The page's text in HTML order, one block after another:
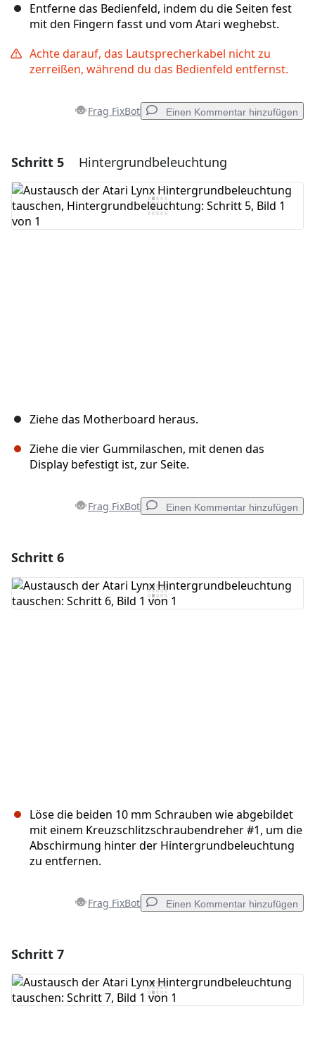
Entferne das Bedienfeld, indem du die Seiten fest
mit den Fingern fasst und vom Atari weghebst.
Achte darauf, das Lautsprecherkabel nicht zu
zerreißen, während du das Bedienfeld entfernst.
Frag FixBot Einen Kommentar hinzufügen
Einen Kommentar hinzufügen
Kommentar hinzufügen
Schritt 5 Hintergrundbeleuchtung
Ziehe das Motherboard heraus.
Ziehe die vier Gummilaschen, mit denen das
Display befestigt ist, zur Seite.
Frag FixBot Einen Kommentar hinzufügen
Kommentar hinzufügen
Schritt 6
Löse die beiden 10 mm Schrauben wie abgebildet
mit einem Kreuzschlitzschraubendreher #1, um die
Abschirmung hinter der Hintergrundbeleuchtung
zu entfernen.
Frag FixBot Einen Kommentar hinzufügen
Kommentar hinzufügen
Schritt 7